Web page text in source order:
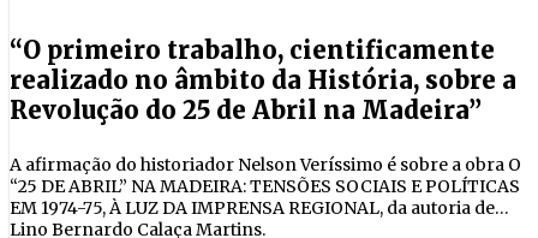
“O primeiro trabalho, cientificamente
realizado no âmbito da História, sobre a
Revolução do 25 de Abril na Madeira”
A afirmação do historiador Nelson Veríssimo é sobre a obra O
“25 DE ABRIL” NA MADEIRA: TENSÕES SOCIAIS E POLÍTICAS
EM 1974-75, À LUZ DA IMPRENSA REGIONAL, da autoria de
Lino Bernardo Calaça Martins.